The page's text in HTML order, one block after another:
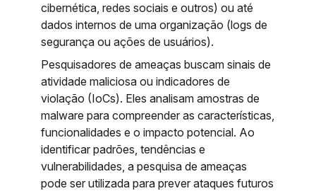
cibernética, redes sociais e outros) ou até
dados internos de uma organização (logs de
segurança ou ações de usuários).
Pesquisadores de ameaças buscam sinais de
atividade maliciosa ou indicadores de
violação (IoCs). Eles analisam amostras de
malware para compreender as características,
funcionalidades e o impacto potencial. Ao
identificar padrões, tendências e
vulnerabilidades, a pesquisa de ameaças
pode ser utilizada para prever ataques futuros